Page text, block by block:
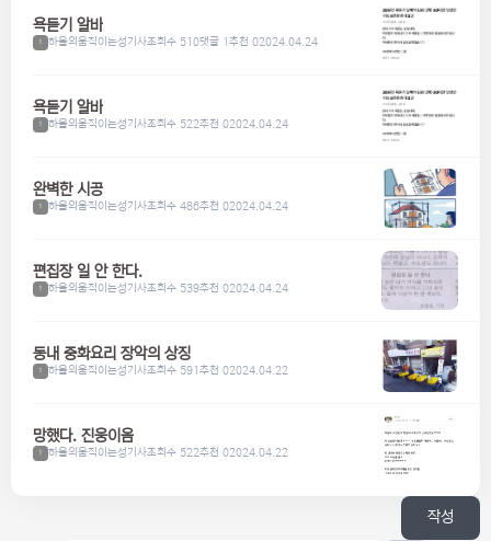
욕듣기 알바
1 하울의움직이는성기사조회수 510댓글 1 추천 02024.04.24
욕듣기 알바
1 하울의움직이는성기사조회수 522추천 02024.04.24
완벽한 시공
1 하울의움직이는성기사조회수 486추천 02024.04.24
편집장 일 안 한다.
1 하울의움직이는성기사조회수 539추천 02024.04.24
동내 중화요리 장악의 상징
1 하울의움직이는성기사조회수 591 추천 02024.04.22
망했다. 진웅이옴
1 하울의움직이는성기사조회수 522추천 02024.04.22
작성